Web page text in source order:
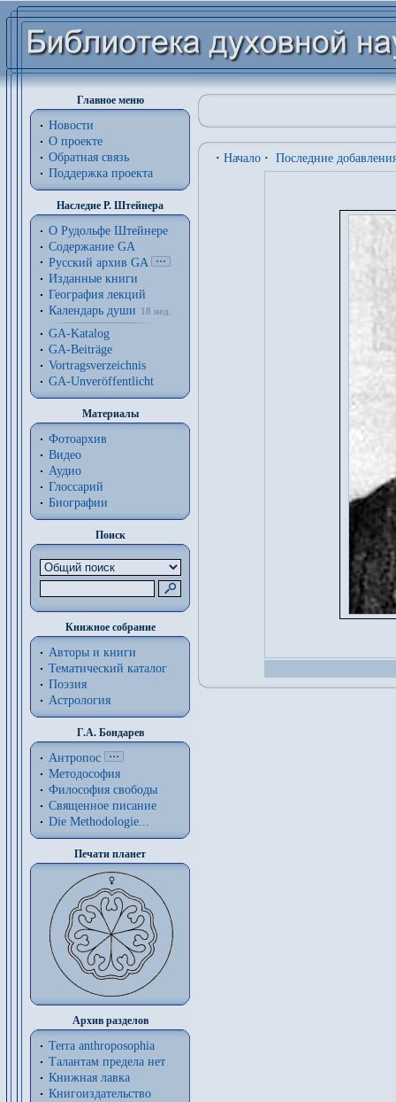
Главное меню
Новости
О проекте
Обратная связь
Поддержка проекта
Наследие Р. Штейнера
О Рудольфе Штейнере
Содержание GA
Русский архив GA
Изданные книги
География лекций
Календарь души
18 нед.
GA-Katalog
GA-Beiträge
Vortragsverzeichnis
GA-Unveröffentlicht
Материалы
Фотоархив
Видео
Аудио
Глоссарий
Биографии
Поиск
Книжное собрание
Авторы и книги
Тематический каталог
Поэзия
Астрология
Г.А. Бондарев
Антропос
Методософия
Философия cвободы
Священное писание
Die Methodologie...
Печати планет
Архив разделов
Terra anthroposophia
Талантам предела нет
Книжная лавка
Книгоиздательство
· Начало · Последние